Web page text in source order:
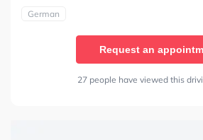
German
Request an
27 people have viewed this